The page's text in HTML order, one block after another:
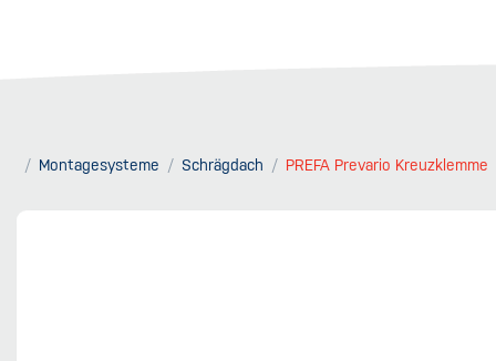
Montagesysteme Schrägdach PREFA Prevario Kreuzklemme